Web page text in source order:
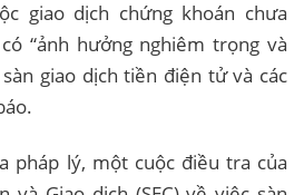
giao dịch chứng khoán chưa
“ảnh hưởng nghiêm trọng và
giao dịch tiền điện tử và các
pháp lý, một cuộc điều tra của